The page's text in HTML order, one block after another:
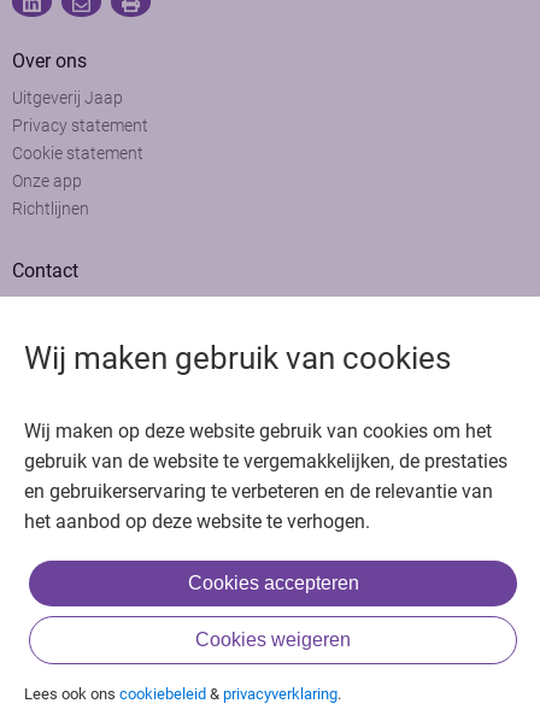
Wij maken gebruik van cookies
Wij maken op deze website gebruik van cookies om het
gebruik van de website te vergemakkelijken, de prestaties
en gebruikerservaring te verbeteren en de relevantie van
het aanbod op deze website te verhogen.
Cookies accepteren
Cookies weigeren
Lees ook ons cookiebeleid & privacyverklaring.
Bedankt voor het bezoeken van Oncologie.nu
Krijg gratis toegang in 30 seconden of log in om verder te gaan
of
Inloggen met BIG & achternaam
Inloggen met een account
Over ons
Uitgeverij Jaap
Privacy statement
Cookie statement
Onze app
Richtlijnen
Contact
Adverteren
Copyright © 2026. Uitgeverij Jaap. Alle rechten voorbehouden.